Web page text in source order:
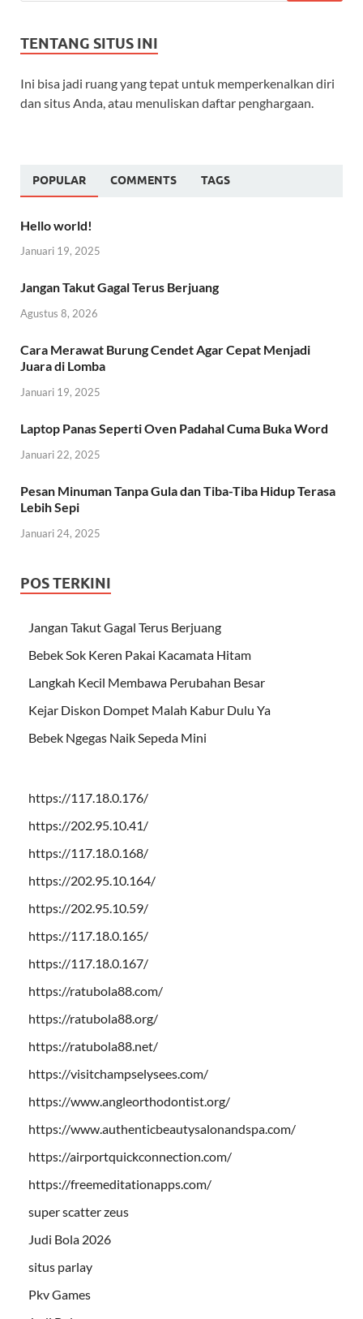
TENTANG SITUS INI
Ini bisa jadi ruang yang tepat untuk memperkenalkan diri
dan situs Anda, atau menuliskan daftar penghargaan.
POPULAR COMMENTS TAGS
Hello world!
Januari 19, 2025
Jangan Takut Gagal Terus Berjuang
Agustus 8, 2026
Cara Merawat Burung Cendet Agar Cepat Menjadi
Juara di Lomba
Januari 19, 2025
Laptop Panas Seperti Oven Padahal Cuma Buka Word
Januari 22, 2025
Pesan Minuman Tanpa Gula dan Tiba-Tiba Hidup Terasa
Lebih Sepi
Januari 24, 2025
POS TERKINI
Jangan Takut Gagal Terus Berjuang
Bebek Sok Keren Pakai Kacamata Hitam
Langkah Kecil Membawa Perubahan Besar
Kejar Diskon Dompet Malah Kabur Dulu Ya
Bebek Ngegas Naik Sepeda Mini
https://117.18.0.176/
https://202.95.10.41/
https://117.18.0.168/
https://202.95.10.164/
https://202.95.10.59/
https://117.18.0.165/
https://117.18.0.167/
https://ratubola88.com/
https://ratubola88.org/
https://ratubola88.net/
https://visitchampselysees.com/
https://www.angleorthodontist.org/
https://www.authenticbeautysalonandspa.com/
https://airportquickconnection.com/
https://freemeditationapps.com/
super scatter zeus
Judi Bola 2026
situs parlay
Pkv Games